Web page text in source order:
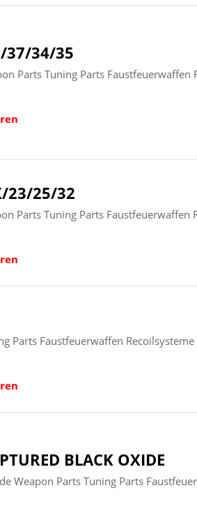
37/34/35
Parts Tuning Parts Faustfeuerwaffen
23/25/32
Parts Tuning Parts Faustfeuerwaffen
Parts Faustfeuerwaffen Recoilsysteme
BLACK OXIDE
Weapon Parts Tuning Parts